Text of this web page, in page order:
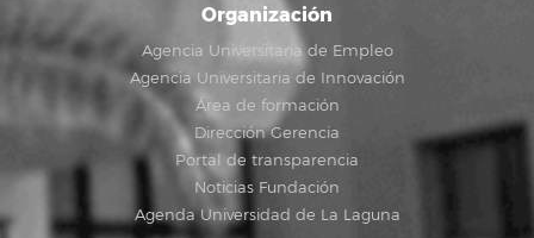
Organización
Agencia Universitaria de Empleo
Agencia Universitaria de Innovación
Área de formación
Dirección Gerencia
Portal de transparencia
Noticias Fundación
Agenda Universidad de La Laguna